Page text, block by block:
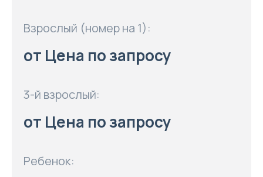
Взрослый (номер на 1):
от Цена по запросу
3-й взрослый:
от Цена по запросу
Ребенок: